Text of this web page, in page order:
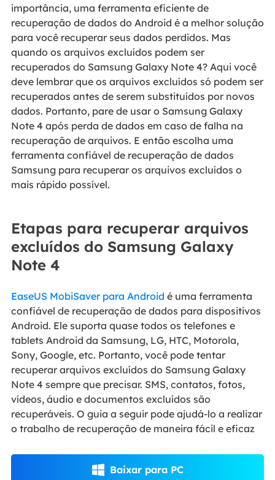
importância, uma ferramenta eficiente de
recuperação de dados do Android é a melhor solução
para você recuperar seus dados perdidos. Mas
quando os arquivos excluídos podem ser
recuperados do Samsung Galaxy Note 4? Aqui você
deve lembrar que os arquivos excluídos só podem ser
recuperados antes de serem substituídos por novos
dados. Portanto, pare de usar o Samsung Galaxy
Note 4 após perda de dados em caso de falha na
recuperação de arquivos. E então escolha uma
ferramenta confiável de recuperação de dados
Samsung para recuperar os arquivos excluídos o
mais rápido possível.
Etapas para recuperar arquivos
excluídos do Samsung Galaxy
Note 4
EaseUS MobiSaver para Android é uma ferramenta
confiável de recuperação de dados para dispositivos
Android. Ele suporta quase todos os telefones e
tablets Android da Samsung, LG, HTC, Motorola,
Sony, Google, etc. Portanto, você pode tentar
recuperar arquivos excluídos do Samsung Galaxy
Note 4 sempre que precisar. SMS, contatos, fotos,
vídeos, áudio e documentos excluídos são
recuperáveis. O guia a seguir pode ajudá-lo a realizar
o trabalho de recuperação de maneira fácil e eficaz
 Baixar para PC